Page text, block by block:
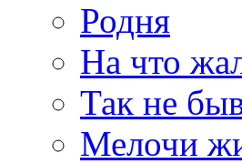
Родня
На что
Так не
Мелочи